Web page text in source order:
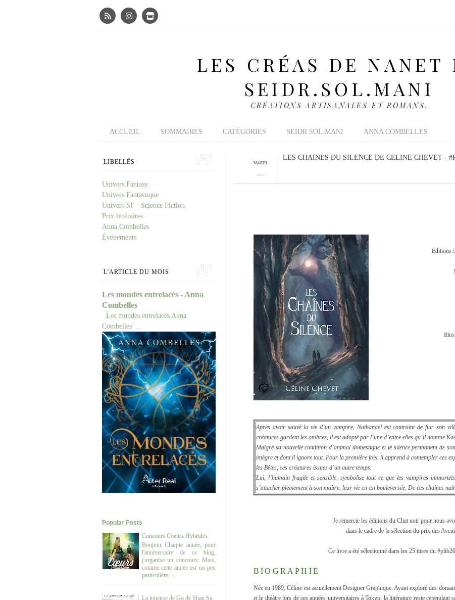
LES CRÉAS DE NANET
SEIDR.SOL.MANI
CRÉATIONS ARTISANALES ET ROMANS.
ACCUEIL SOMMAIRES CATÉGORIES SEIDR.SOL.MANI ANNA COMBELLES
MARDI
LES CHAÎNES DU SILENCE DE CÉLINE CHEVET -
Éditions
Après avoir sauvé la vie d’un vampire, Nathanaël est contraint de fuir son
créatures gardent les ombres, il est adopté par l’une d’entre elles qu’il nomme
Malgré sa nouvelle condition d’animal domestique et le silence permanent de
intègre et dont il ignore tout. Pour la première fois, il apprend à contempler ces
les Bêtes, ces créatures issues d’un autre temps.
Lui, l’humain fragile et sensible, symbolise tout ce que les vampires
s’attacher pleinement à son maître, leur vie en est bouleversée. De ces chaînes
Je remercie les éditions du Chat noir pour nous
dans le cadre de la sélection du prix des
Ce livre a été sélectionné dans les 25 titres du
BIOGRAPHIE
Née en 1989, Céline est actuellement Designer Graphique. Ayant exploré des
et le théâtre lors de ses années universitaires à Tokyo, la littérature reste cependant
LIBELLÉS
Univers Fantasy
Univers Fantastique
Univers SF - Science Fiction
Prix littéraires
Anna Combelles
Événements
L'ARTICLE DU MOIS
Les mondes entrelacés - Anna
Combelles
Les mondes entrelacés Anna
Combelles ...
Popular Posts
Concours Coeurs Hybrides
Bonjour Chaque année, pour
l'anniversaire de ce blog,
j'organise un concours. Mais,
comme cette année est un peu
particulière, ...
La joueuse de Go de Shan Sa